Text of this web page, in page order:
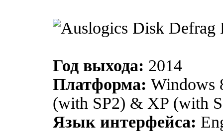
Год выхода: 2014
Платформа: Windows
(with SP2) & XP (with
Язык интерфейса: